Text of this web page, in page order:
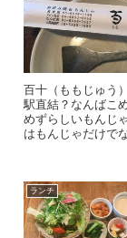
百十（ももじゅう
駅直結？なんばこ
めずらしいもんじ
はもんじゃだけで
ランチ